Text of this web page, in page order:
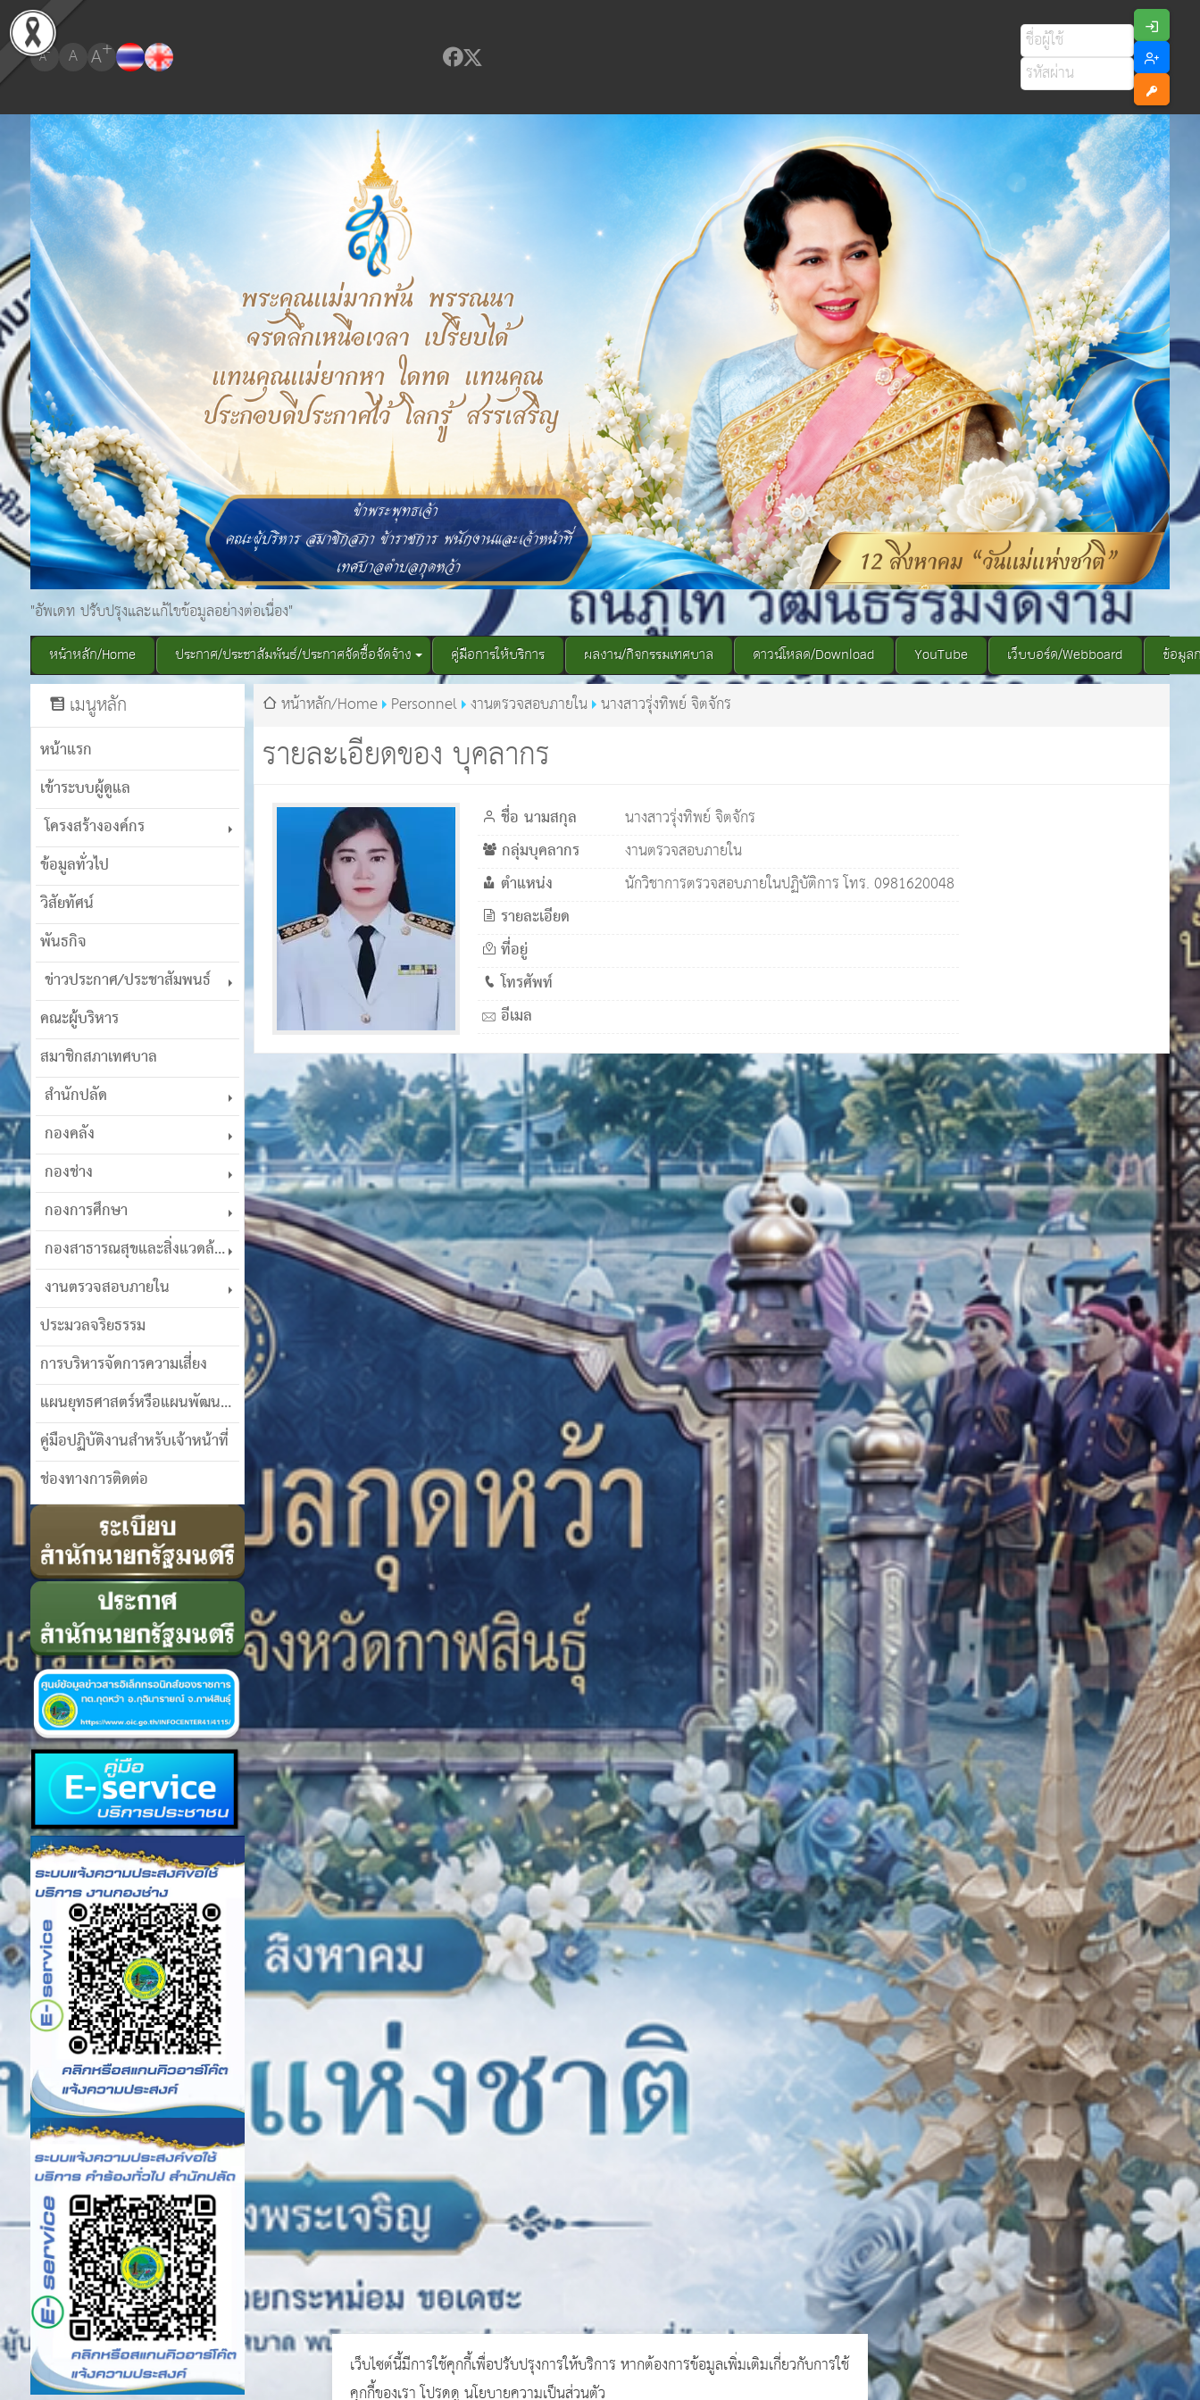
A- A A+
"อัพเดท ปรับปรุงและแก้ไขข้อมูลอย่างต่อเนื่อง"
หน้าหลัก/Home ประกาศ/ประชาสัมพันธ์/ประกาศจัดซื้อจัดจ้าง คู่มือการให้บริการ ผลงาน/กิจกรรมเทศบาล ดาวน์โหลด/Download YouTube เว็บบอร์ด/Webboard ข้อมูล
เมนูหลัก
หน้าแรก
เข้าระบบผู้ดูแล
โครงสร้างองค์กร
ข้อมูลทั่วไป
วิสัยทัศน์
พันธกิจ
ข่าวประกาศ/ประชาสัมพนธ์
คณะผู้บริหาร
สมาชิกสภาเทศบาล
สำนักปลัด
กองคลัง
กองช่าง
กองการศึกษา
กองสาธารณสุขและสิ่งแวดล้อม
งานตรวจสอบภายใน
ประมวลจริยธรรม
การบริหารจัดการความเสี่ยง
แผนยุทธศาสตร์หรือแผนพัฒนาฯ
คู่มือปฏิบัติงานสำหรับเจ้าหน้าที่
ช่องทางการติดต่อ
รายละเอียดของ บุคลากร
หน้าหลัก/Home Personnel งานตรวจสอบภายใน นางสาวรุ่งทิพย์ จิตจักร
ชื่อ นามสกุล นางสาวรุ่งทิพย์ จิตจักร
กลุ่มบุคลากร งานตรวจสอบภายใน
ตำแหน่ง นักวิชาการตรวจสอบภายในปฏิบัติการ โทร. 0981620048
รายละเอียด
ที่อยู่
โทรศัพท์
อีเมล
เว็บไซต์นี้มีการใช้คุกกี้เพื่อปรับปรุงการให้บริการ หากต้องการข้อมูลเพิ่มเติมเกี่ยวกับการใช้
คุกกี้ของเรา โปรดดู นโยบายความเป็นส่วนตัว